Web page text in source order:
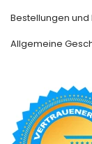
Bestellungen
Allgemeine